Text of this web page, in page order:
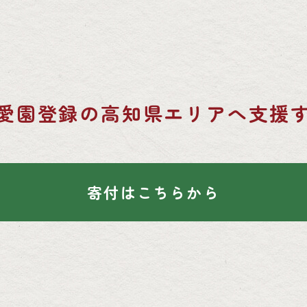
園登録の高知県エリアへ支援
寄付はこちらから